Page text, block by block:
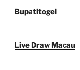
Bupatitogel
Live Draw Macau